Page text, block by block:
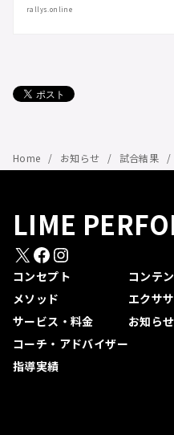
rallys.online
Home お知らせ 試合結果
LIME
X Facebook Instagram
コンセプト
メソッド
サービス・料金
コーチ・アドバイザー
指導実績
コンテ
エクサ
お知らせ